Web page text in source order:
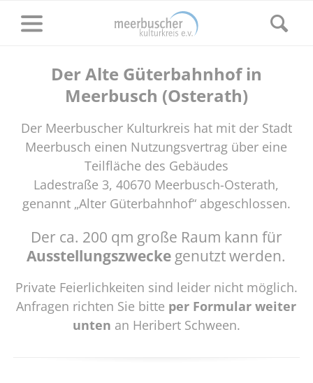
Der Alte Güterbahnhof in
Meerbusch (Osterath)
Der Meerbuscher Kulturkreis hat mit der Stadt
Meerbusch einen Nutzungsvertrag über eine
Teilfläche des Gebäudes
Ladestraße 3, 40670 Meerbusch-Osterath,
genannt „Alter Güterbahnhof“ abgeschlossen.
Der ca. 200 qm große Raum kann für
Ausstellungszwecke genutzt werden.
Private Feierlichkeiten sind leider nicht möglich.
Anfragen richten Sie bitte per Formular weiter
unten an Heribert Schween.